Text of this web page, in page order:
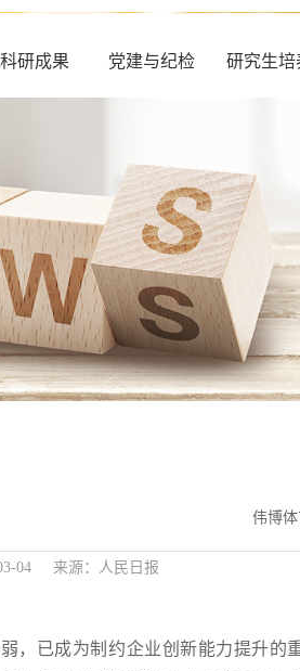
科研成果 党建与纪检 研究生培
伟博
04来源： 人民日报
已成为制约企业创新能力提升的